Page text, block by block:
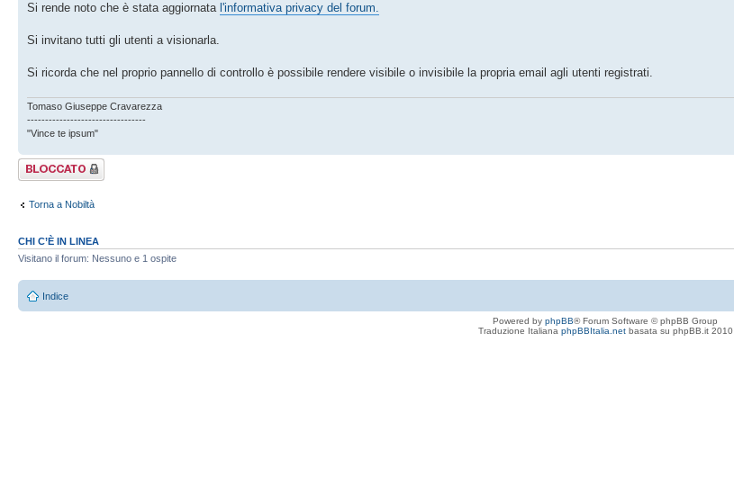
Si rende noto che è stata aggiornata l'informativa privacy del forum.
Si invitano tutti gli utenti a visionarla.
Si ricorda che nel proprio pannello di controllo è possibile rendere visibile o invisibile la propria email agli utenti registrati.
Tomaso Giuseppe Cravarezza
---------------------------------
"Vince te ipsum"
Argomento
bloccato
Torna a Nobiltà
CHI C’È IN LINEA
Visitano il forum: Nessuno e 1 ospite
Indice
Powered by phpBB® Forum Software © phpBB Group
Traduzione Italiana phpBBItalia.netbasata su phpBB.it 2010